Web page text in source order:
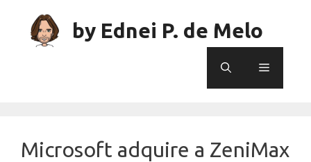
content
by Ednei P. de Melo
Menu
Microsoft adquire a ZeniMax